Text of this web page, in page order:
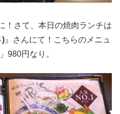
！さて、本日の焼肉ランチは
) 』さんにて！こちらのメニュ
980円なり。